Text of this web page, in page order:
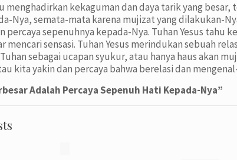
menghadirkan kekaguman dan daya tarik yang
Nya, semata-mata karena mujizat yang dilakukan-
percaya sepenuhnya kepada-Nya. Tuhan Yesus
mencari sensasi. Tuhan Yesus merindukan sebuah
sebagai ucapan syukur, atau hanya haus akan
kita yakin dan percaya bahwa berelasi dan
Adalah Percaya Sepenuh Hati Kepada-Nya”